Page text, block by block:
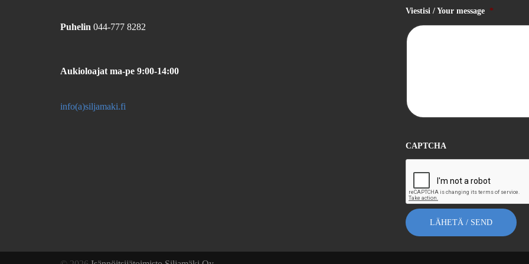
Puhelin 044-777 8282
Aukioloajat ma-pe 9:00-14:00
info(a)siljamaki.fi
Viestisi / Your message *
CAPTCHA